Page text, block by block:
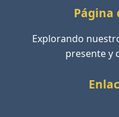
Página
Explorando
presente y